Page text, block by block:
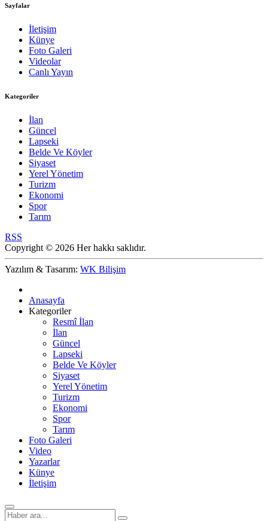
Sayfalar
İletişim
Künye
Foto Galeri
Videolar
Canlı Yayın
Kategoriler
İlan
Güncel
Lapseki
Belde Ve Köyler
Siyaset
Yerel Yönetim
Turizm
Ekonomi
Spor
Tarım
RSS
Copyright © 2026 Her hakkı saklıdır.
Yazılım & Tasarım: WK Bilişim
Anasayfa
Kategoriler
Resmî İlan
İlan
Güncel
Lapseki
Belde Ve Köyler
Siyaset
Yerel Yönetim
Turizm
Ekonomi
Spor
Tarım
Foto Galeri
Video
Yazarlar
Künye
İletişim